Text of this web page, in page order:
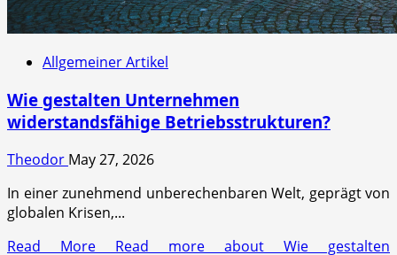
Allgemeiner Artikel
Wie gestalten Unternehmen
widerstandsfähige Betriebsstrukturen?
Theodor May 27, 2026
In einer zunehmend unberechenbaren Welt, geprägt von
globalen Krisen,...
Read More Read more about Wie gestalten